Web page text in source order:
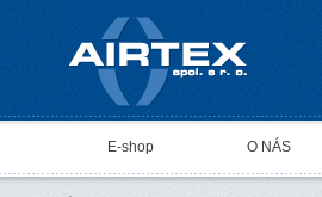
AIRTEX spol. s r. o.
E-shop O NÁS